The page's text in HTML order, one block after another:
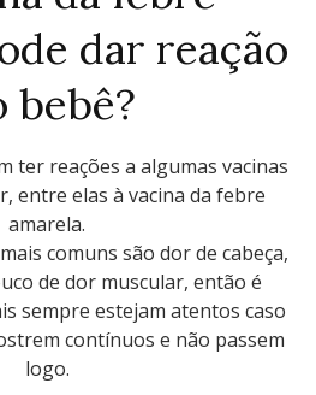
dar reação
bebê?
ter reações a algumas vacinas
entre elas à vacina da febre
amarela.
comuns são dor de cabeça,
de dor muscular, então é
sempre estejam atentos caso
contínuos e não passem
logo.